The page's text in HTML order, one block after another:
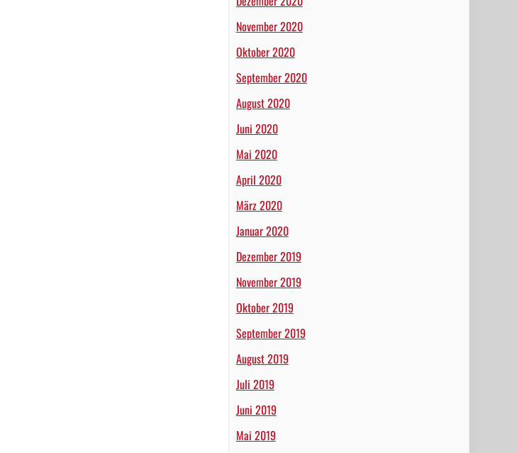
November 2020
Oktober 2020
September 2020
August 2020
Juni 2020
Mai 2020
April 2020
März 2020
Januar 2020
Dezember 2019
November 2019
Oktober 2019
September 2019
August 2019
Juli 2019
Juni 2019
Mai 2019